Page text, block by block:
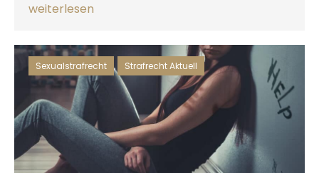
weiterlesen
Sexualstrafrecht , Strafrecht Aktuell